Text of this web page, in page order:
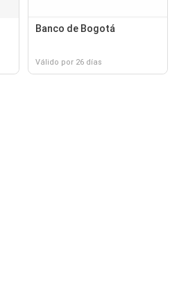
Banco de Bogotá
Válido por 26 días